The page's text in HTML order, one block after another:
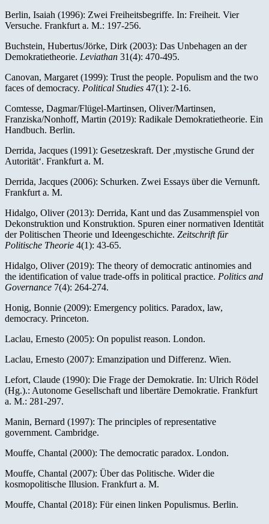
Berlin, Isaiah (1996): Zwei Freiheitsbegriffe. In: Freiheit. Vier
Versuche. Frankfurt a. M.: 197-256.
Buchstein, Hubertus/Jörke, Dirk (2003): Das Unbehagen an der
Demokratietheorie. Leviathan 31(4): 470-495.
Canovan, Margaret (1999): Trust the people. Populism and the two
faces of democracy. Political Studies 47(1): 2-16.
Comtesse, Dagmar/Flügel-Martinsen, Oliver/Martinsen,
Franziska/Nonhoff, Martin (2019): Radikale Demokratietheorie. Ein
Handbuch. Berlin.
Derrida, Jacques (1991): Gesetzeskraft. Der ,mystische Grund der
Autorität‘. Frankfurt a. M.
Derrida, Jacques (2006): Schurken. Zwei Essays über die Vernunft.
Frankfurt a. M.
Hidalgo, Oliver (2013): Derrida, Kant und das Zusammenspiel von
Dekonstruktion und Konstruktion. Spuren einer normativen Identität
der Politischen Theorie und Ideengeschichte. Zeitschrift für
Politische Theorie 4(1): 43-65.
Hidalgo, Oliver (2019): The theory of democratic antinomies and
the identification of value trade-offs in political practice. Politics and
Governance 7(4): 264-274.
Honig, Bonnie (2009): Emergency politics. Paradox, law,
democracy. Princeton.
Laclau, Ernesto (2005): On populist reason. London.
Laclau, Ernesto (2007): Emanzipation und Differenz. Wien.
Lefort, Claude (1990): Die Frage der Demokratie. In: Ulrich Rödel
(Hg.).: Autonome Gesellschaft und libertäre Demokratie. Frankfurt
a. M.: 281-297.
Manin, Bernard (1997): The principles of representative
government. Cambridge.
Mouffe, Chantal (2000): The democratic paradox. London.
Mouffe, Chantal (2007): Über das Politische. Wider die
kosmopolitische Illusion. Frankfurt a. M.
Mouffe, Chantal (2018): Für einen linken Populismus. Berlin.